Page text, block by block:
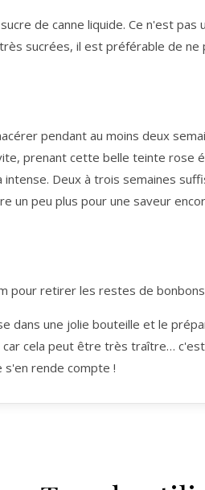
de canne liquide. Ce n'est pas
sucrées, il est préférable de ne
pendant au moins deux
prenant cette belle teinte rose
Deux à trois semaines
un peu plus pour une saveur
pour retirer les restes de
dans une jolie bouteille et le
cela peut être très traître…
s'en rende compte !